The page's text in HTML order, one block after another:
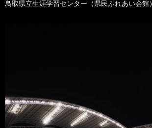
鳥取県立生涯学習センター（県民ふれあい会館）